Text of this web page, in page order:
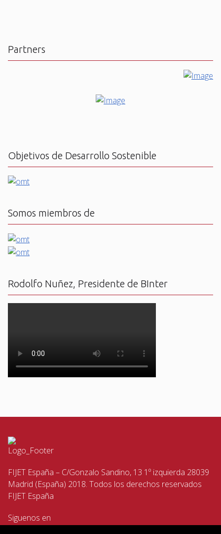
Partners
Objetivos de Desarrollo Sostenible
Somos miembros de
Rodolfo Nuñez, Presidente de BInter
FIJET España – C/Gonzalo Sandino, 13 1º izquierda 28039
Madrid (España) 2018. Todos los derechos reservados
FIJET España
Siguenos en